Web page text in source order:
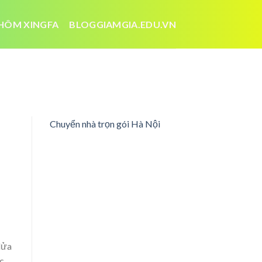
XINGFA BLOGGIAMGIA.EDU.VN
Chuyển nhà trọn gói Hà Nội